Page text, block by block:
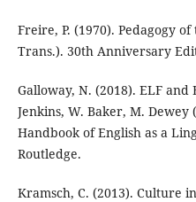
Freire, P. (1970). Pedagogy
Trans.). 30th Anniversary
Galloway, N. (2018). ELF
Jenkins, W. Baker, M. Dewey
Handbook of English as a
Routledge.
Kramsch, C. (2013). Culture